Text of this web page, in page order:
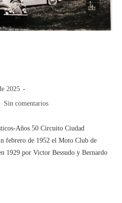
2025
Sin comentarios
Años 50 Circuito Ciudad
febrero de 1952 el Moto Club de
1929 por Victor Bessudo y Bernardo